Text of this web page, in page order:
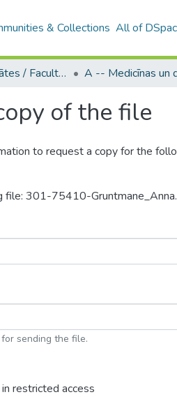
& Collections All of
B4 – LU fakultātes / Faculties of the UL
of the file
to request a copy for the
file: 301-75410-
sending the file.
restricted access